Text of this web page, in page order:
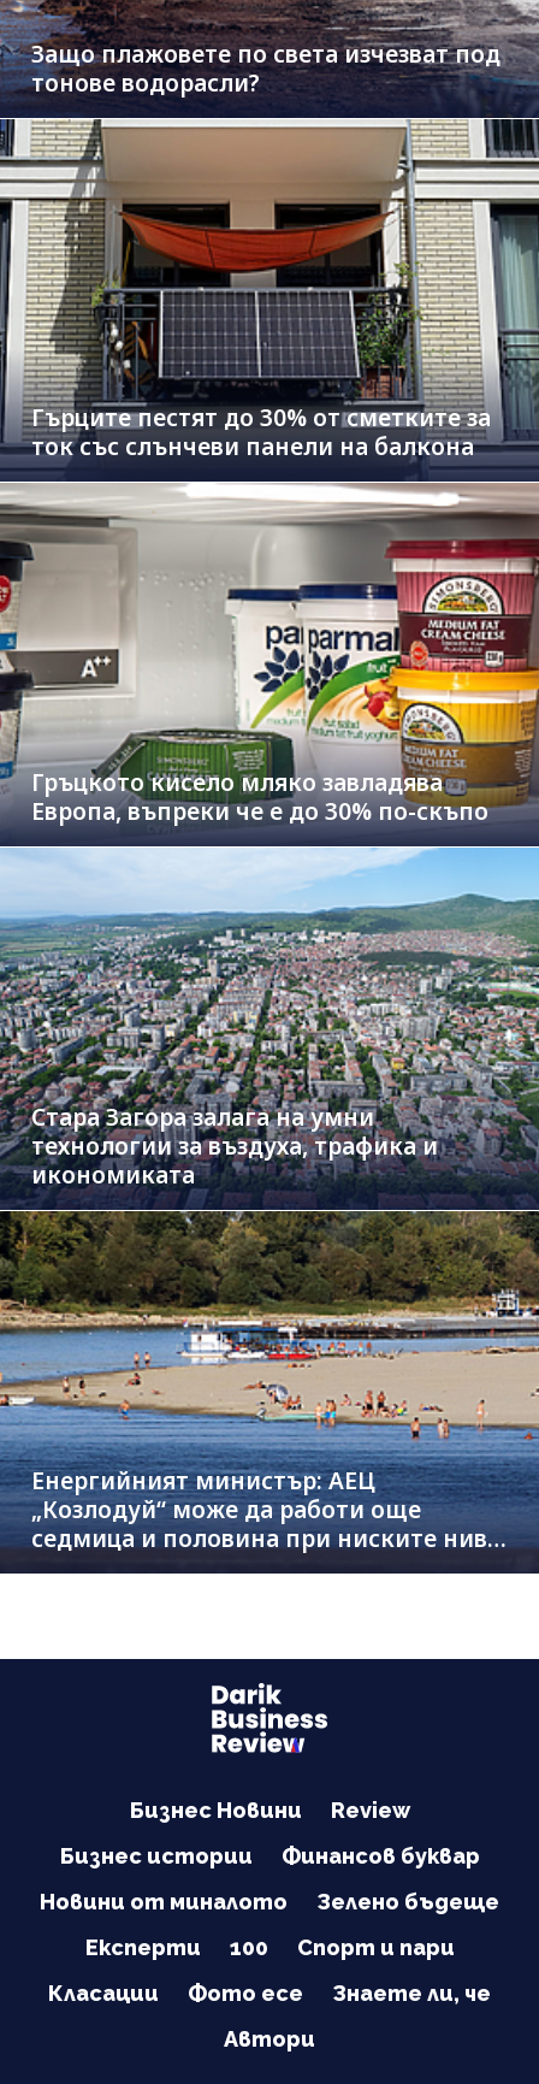
Защо плажовете по света изчезват под
тонове водорасли?
Гърците пестят до 30% от сметките за
ток със слънчеви панели на балкона
Гръцкото кисело мляко завладява
Европа, въпреки че е до 30% по-скъпо
Стара Загора залага на умни
технологии за въздуха, трафика и
икономиката
Енергийният министър: АЕЦ
„Козлодуй“ може да работи още
седмица и половина при ниските нива
на Дунав
Бизнес Новини
Review
Бизнес истории
Финансов буквар
Новини от миналото
Зелено бъдеще
Експерти
100
Спорт и пари
Класации
Фото есе
Знаете ли, че
Автори